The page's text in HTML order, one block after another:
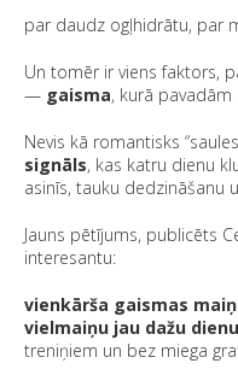
par daudz ogļhidrātu, par
Un tomēr ir viens faktors,
— gaisma, kurā
Nevis kā romantisks
signāls, kas katru dienu
asinīs, tauku dedzināšanu
Jauns pētījums, publicēts
interesantu:
vienkārša gaismas
vielmaiņu jau dažu
treniņiem un bez miega